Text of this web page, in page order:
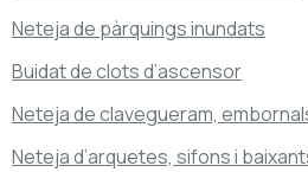
Neteja de pàrquings inundats
Buidat de clots d’ascensor
Neteja de clavegueram,
Neteja d’arquetes, sifons i